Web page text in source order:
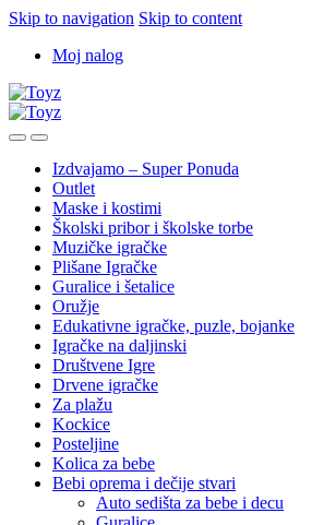
Skip to navigation Skip to content
Moj nalog
Izdvajamo – Super Ponuda
Outlet
Maske i kostimi
Školski pribor i školske torbe
Muzičke igračke
Plišane Igračke
Guralice i šetalice
Oružje
Edukativne igračke, puzle, bojanke
Igračke na daljinski
Društvene Igre
Drvene igračke
Za plažu
Kockice
Posteljine
Kolica za bebe
Bebi oprema i dečije stvari
Auto sedišta za bebe i decu